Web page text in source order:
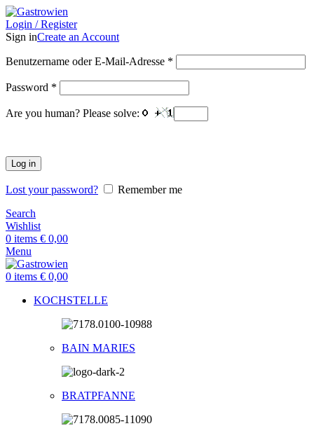
Login / Register
Sign inCreate an Account
Benutzername oder E-Mail-Adresse *
Password *
Are you human? Please solve:
Log in
Lost your password?
Remember me
Search
Wishlist
0 items € 0,00
Menu
0 items € 0,00
KOCHSTELLE
BAIN MARIES
BRATPFANNE